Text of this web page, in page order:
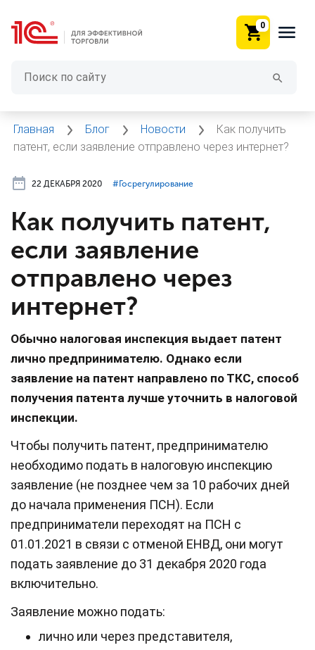
0
Главная Блог Новости
Как получить
патент, если заявление отправлено через интернет?
22 ДЕКАБРЯ 2020 #⁣Госрегулирование
Как получить патент,
если заявление
отправлено через
интернет?
Обычно налоговая инспекция выдает патент
лично предпринимателю. Однако если
заявление на патент направлено по ТКС, способ
получения патента лучше уточнить в налоговой
инспекции.
Чтобы получить патент, предпринимателю
необходимо подать в налоговую инспекцию
заявление (не позднее чем за 10 рабочих дней
до начала применения ПСН). Если
предприниматели переходят на ПСН с
01.01.2021 в связи с отменой ЕНВД, они могут
подать заявление до 31 декабря 2020 года
включительно.
Заявление можно подать:
лично или через представителя,